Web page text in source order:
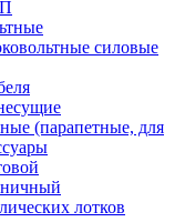
силовые
(парапетные, для
лотков